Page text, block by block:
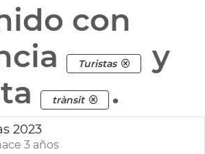
con
Turistas
y
trànsit .
2023
3 años